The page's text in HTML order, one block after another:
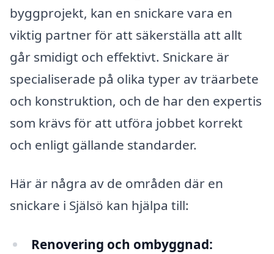
byggprojekt, kan en snickare vara en
viktig partner för att säkerställa att allt
går smidigt och effektivt. Snickare är
specialiserade på olika typer av träarbete
och konstruktion, och de har den expertis
som krävs för att utföra jobbet korrekt
och enligt gällande standarder.
Här är några av de områden där en
snickare i Själsö kan hjälpa till:
Renovering och ombyggnad: